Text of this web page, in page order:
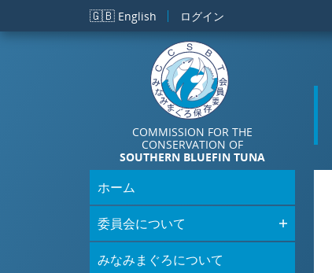
メインコンテンツに移動
🇬🇧 English ログイン
COMMISSION FOR THE
CONSERVATION OF
SOUTHERN BLUEFIN TUNA
ホーム
委員会について
みなみまぐろについて